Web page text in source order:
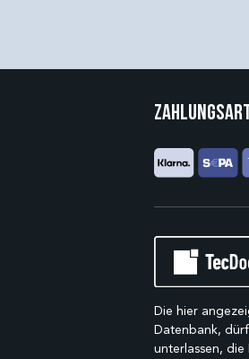
Die hier
Datenbank,
unterlassen,